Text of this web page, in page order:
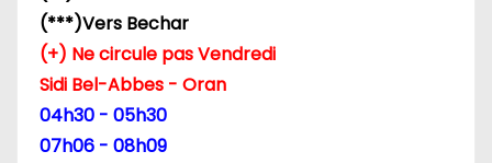
(***)Vers Bechar
(+) Ne circule pas Vendredi
Sidi Bel-Abbes - Oran
04h30 - 05h30
07h06 - 08h09